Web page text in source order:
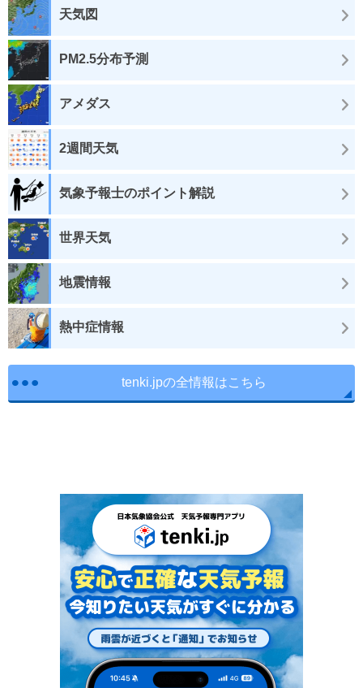
天気図
PM2.5分布予測
アメダス
2週間天気
気象予報士のポイント解説
世界天気
地震情報
熱中症情報
tenki.jpの全情報はこちら